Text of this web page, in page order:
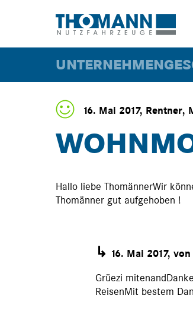
WARTUNG &
UNTERNEHMEN
16. Mai 2017,
Hallo liebe ThomännerWir
Thomänner gut aufgehoben !
↳ 16. Mai 2017,
Grüezi
ReisenMit bestem